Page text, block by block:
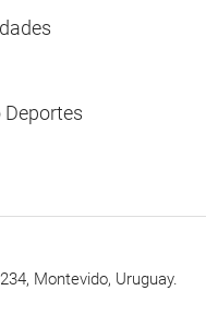
Montevido, Uruguay.